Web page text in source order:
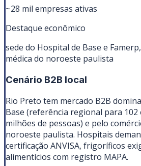
~28 mil empresas ativas
Destaque econômico
sede do Hospital de Base e
médica do noroeste paulista
Cenário B2B local
Rio Preto tem mercado B2B
Base (referência regional para 102
milhões de pessoas) e pelo
noroeste paulista. Hospitais
certificação ANVISA, frigoríficos
alimentícios com registro MAPA.